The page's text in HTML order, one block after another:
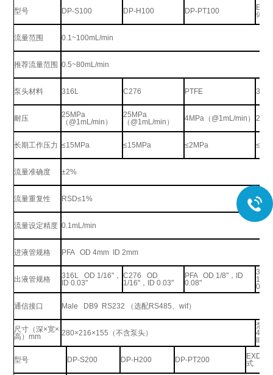
型号 DP-S100 DP-H100 DP-PT100
体式
流量范围 0.1~100mL/min
推荐流量范围 0.5~80mL/min
泵头材料 316L C276 PTFE 316L
耐压
25MPa
（ @1mL/min ）
25MPa
（ @1mL/min ） 4MPa （ @1mL/min ）
长期工作压力 ≤15MPa ≤15MPa ≤2MPa ≤
流量准确度 ±2%
流量重复性 RSD≤1%
流量设定精度 0.1mL/min
进液管规格 PFA OD 4mm ID 2mm
出液管规格 316L OD 1/16" ，
ID 0.03"
C276 OD
1/16" ， ID 0.03"
PFA OD 1/8" ，
ID
0.08"
1/16"
0.03"
通信接口 Male DB9 RS232 （选配RS485、wif）
尺寸（深×宽×
高）mm 280×216×155 （不含泵头）
泵部
型号 DP-S200 DP-H200 DP-PT200
EXDP-
式